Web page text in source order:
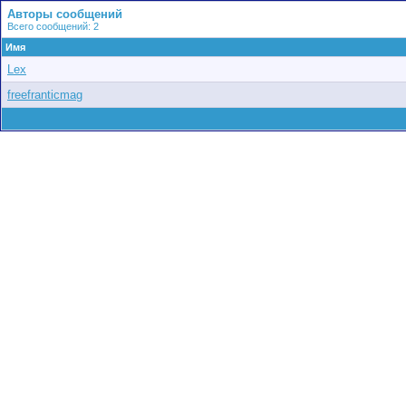
Авторы сообщений
Всего сообщений: 2
Имя
Lex
freefranticmag